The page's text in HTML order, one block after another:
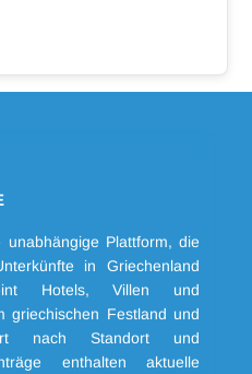
unabhängige Plattform, die
in Griechenland
Hotels, Villen und
griechischen Festland und
nach Standort und
enthalten aktuelle